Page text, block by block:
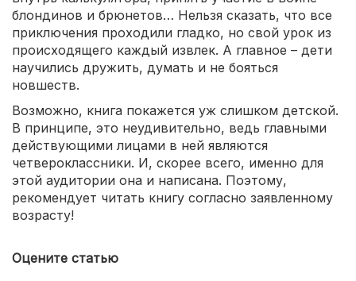
блондинов и брюнетов… Нельзя сказать, что все
приключения проходили гладко, но свой урок из
происходящего каждый извлек. А главное – дети
научились дружить, думать и не бояться
новшеств.
Возможно, книга покажется уж слишком детской.
В принципе, это неудивительно, ведь главными
действующими лицами в ней являются
четвероклассники. И, скорее всего, именно для
этой аудитории она и написана. Поэтому,
рекомендует читать книгу согласно заявленному
возрасту!
Оцените статью